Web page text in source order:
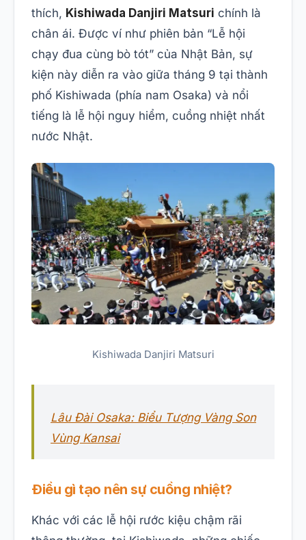
thích, Kishiwada Danjiri Matsuri chính là
chân ái. Được ví như phiên bản “Lễ hội
chạy đua cùng bò tót” của Nhật Bản, sự
kiện này diễn ra vào giữa tháng 9 tại thành
phố Kishiwada (phía nam Osaka) và nổi
tiếng là lễ hội nguy hiểm, cuồng nhiệt nhất
nước Nhật.
Kishiwada Danjiri Matsuri
Lâu Đài Osaka: Biểu Tượng Vàng Son
Vùng Kansai
Điều gì tạo nên sự cuồng nhiệt?
Khác với các lễ hội rước kiệu chậm rãi